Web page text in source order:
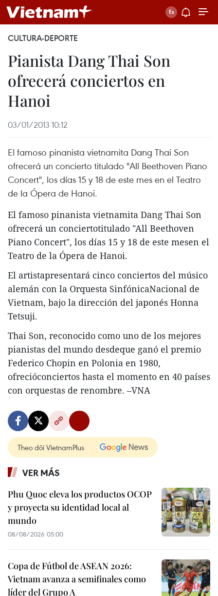
CULTURA-DEPORTE
Pianista Dang Thai Son
ofrecerá conciertos en
Hanoi
03/01/2013 10:12
El famoso pinanista vietnamita Dang Thai Son
ofrecerá un concierto titulado "All Beethoven Piano
Concert", los días 15 y 18 de este mes en el Teatro
de la Ópera de Hanoi.
El famoso pinanista vietnamita Dang Thai Son
ofrecerá un conciertotitulado "All Beethoven
Piano Concert", los días 15 y 18 de este mesen el
Teatro de la Ópera de Hanoi.
El artistapresentará cinco conciertos del músico
alemán con la Orquesta SinfónicaNacional de
Vietnam, bajo la dirección del japonés Honna
Tetsuji.
Thai Son, reconocido como uno de los mejores
pianistas del mundo desdeque ganó el premio
Federico Chopin en Polonia en 1980,
ofrecióconciertos hasta el momento en 40 países
con orquestas de renombre. –VNA
Theo dõi VietnamPlus
VER MÁS
Phu Quoc eleva los productos OCOP
y proyecta su identidad local al
mundo
08/08/2026 05:00
Copa de Fútbol de ASEAN 2026:
Vietnam avanza a semifinales como
líder del Grupo A